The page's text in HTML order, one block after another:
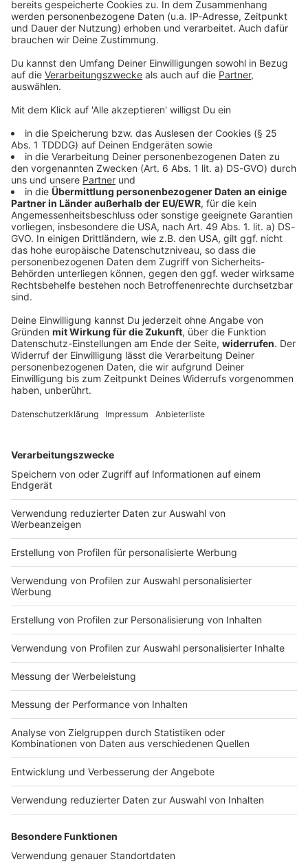
DEINE GEMERKTEN ARTIKEL
Du hast dir noch keine Artikel gemerkt
Markiere sie hierfür mit einem
Nutzungsbedingungen
Impressum
Das Band-ABC
Jobs
Archiv
Kontakt
Studio-Hotline
ROCK ANTENNE
Region wechseln